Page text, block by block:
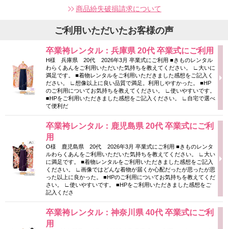
商品紛失破損請求について
ご利用いただいたお客様の声
卒業袴レンタル：兵庫県 20代 卒業式にご利用
H様 兵庫県 20代 2026年3月 卒業式にご利用 ■きものレンタル
わらくあんをご利用いただいた気持ちを教えてください。 ∟大いに
満足です。 ■着物レンタルをご利用いただきました感想をご記入く
ださい。 ∟想像以上に良い品質で満足。利用しやすかった。 ■HP
のご利用についてお気持ちを教えてください。 ∟使いやすいです。
■HPをご利用いただきました感想をご記入ください。 ∟自宅で選べ
て便利だ
卒業袴レンタル：鹿児島県 20代 卒業式にご利
用
O様 鹿児島県 20代 2026年3月 卒業式にご利用 ■きものレンタ
ルわらくあんをご利用いただいた気持ちを教えてください。 ∟大い
に満足です。 ■着物レンタルをご利用いただきました感想をご記入
ください。 ∟画像ではどんな着物が届くか心配だったが思ったが思
った以上に良かった。 ■HPのご利用についてお気持ちを教えてくだ
さい。 ∟使いやすいです。 ■HPをご利用いただきました感想をご
記入くださ
卒業袴レンタル：神奈川県 40代 卒業式にご利
用